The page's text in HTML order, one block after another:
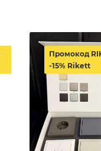
Промокод
-15% Rikett